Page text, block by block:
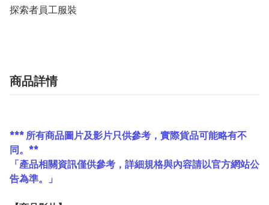
探索者員工服裝
商品詳情
*** 所有商品圖片及影片只供參考，實際貨品可能略有不
同。**
「產品相關資訊僅供參考，詳細規格與內容請以官方網站公
告為準。」